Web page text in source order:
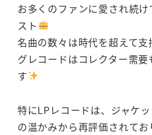
お多くのファンに愛され続
スト
名曲の数々は時代を超えて
グレコードはコレクター需
す
特にLPレコードは、ジャケ
の温かみから再評価されて